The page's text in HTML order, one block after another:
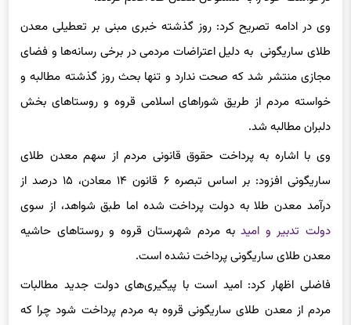
وی در ادامه تصریح کرد: روز گذشته خبری مبنی بر تعطیلی معدن
طلای ساریگونی به دلیل اعتراضات مردمی در برخی رسانه‌ها و فضای
مجازی منتشر شد که صحت ندارد و تنها بحث روز گذشته مطالبه و
خواسته مردم از طریق شوراهای اسلامی قروه و روستاهای بخش
دلبران مطالبه شد‌.
وی با اشاره به پرداخت حقوق قانونی مردم از سهم معدن طلای
ساریگونی افزود: بر اساس تبصره ۶ قانون ۱۴ معادن، ۱۵ درصد از
درآمد معدن طلا به دولت پرداخت شده اما طبق شواهد، از سوی
دولت تدبیر و امیدبه مردم شهرستان قروه و روستاهای حاشیه
معدن طلای ساریگونی پرداخت نشده است.
فاضلی اظهار کرد: امید است با پیگیری‌های دولت جدید مطالبات
مردم از معدن طلای ساریگونی قروه به مردم پرداخت شود چرا که